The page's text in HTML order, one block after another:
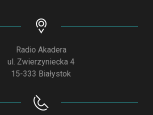
Radio Akadera
ul. Zwierzyniecka 4
15-333 Białystok